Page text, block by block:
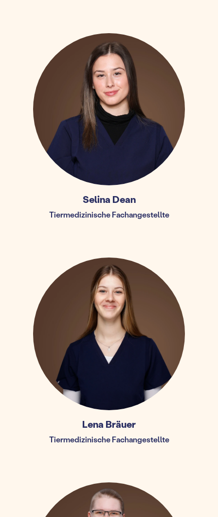
Selina Dean
Tiermedizinische Fachangestellte
Lena Bräuer
Tiermedizinische Fachangestellte